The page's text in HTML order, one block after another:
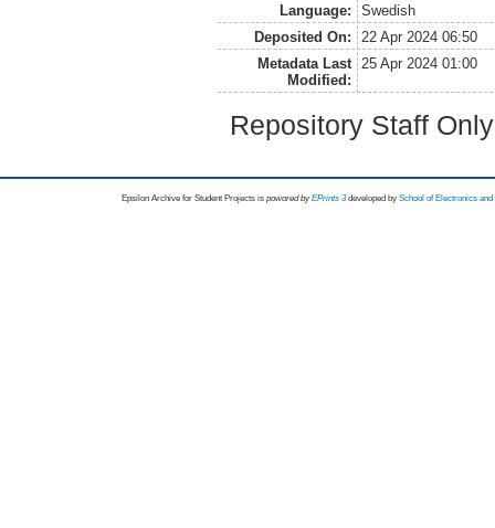
Language:
Swedish
Deposited On:
22 Apr 2024 06:50
Metadata Last
Modified:
25 Apr 2024 01:00
Repository Staff
Epsilon Archive for Student Projects is powored byEPrints 3 developed by School of Electronics